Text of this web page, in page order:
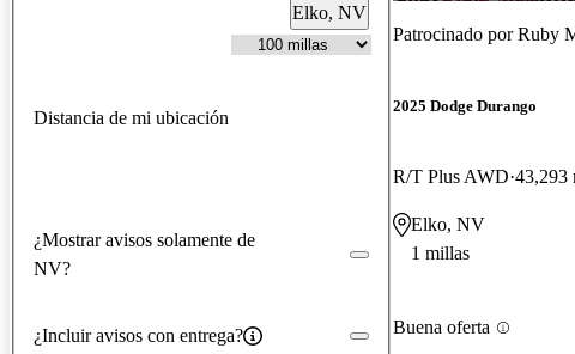
Elko, NV
Distancia de mi ubicación
¿Mostrar avisos solamente de
NV?
¿Incluir avisos con entrega?
Patrocinado porRuby
2025 Dodge Durango
R/T Plus AWD 43,293
Elko, NV
1 millas
Buena oferta